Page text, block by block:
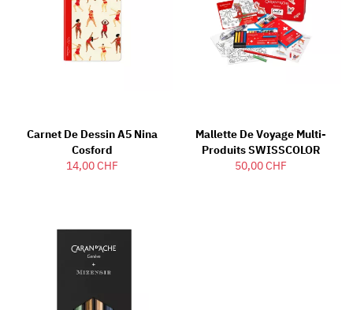
Carnet De Dessin A5 Nina
Cosford
14,00 CHF
Mallette De Voyage Multi-
Produits SWISSCOLOR
50,00 CHF